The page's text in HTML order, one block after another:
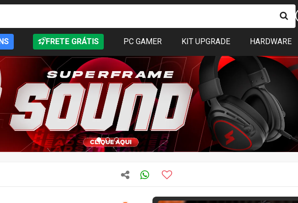
FRETE GRÁTIS PC GAMER KIT UPGRADE HARDWARE